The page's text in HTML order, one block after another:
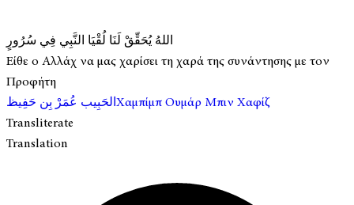
اللهُ يُحَقِّقْ لَنَا لُقْيَا النَّبِي فِي سُرُورٍ
Είθε ο Αλλάχ να μας χαρίσει τη χαρά της συνάντησης με τον
Προφήτη
الحَبِيب عُمَرْ بِن حَفِيظΧαμπίμπ Ουμάρ Μπιν Χαφίζ
Transliterate
Translation